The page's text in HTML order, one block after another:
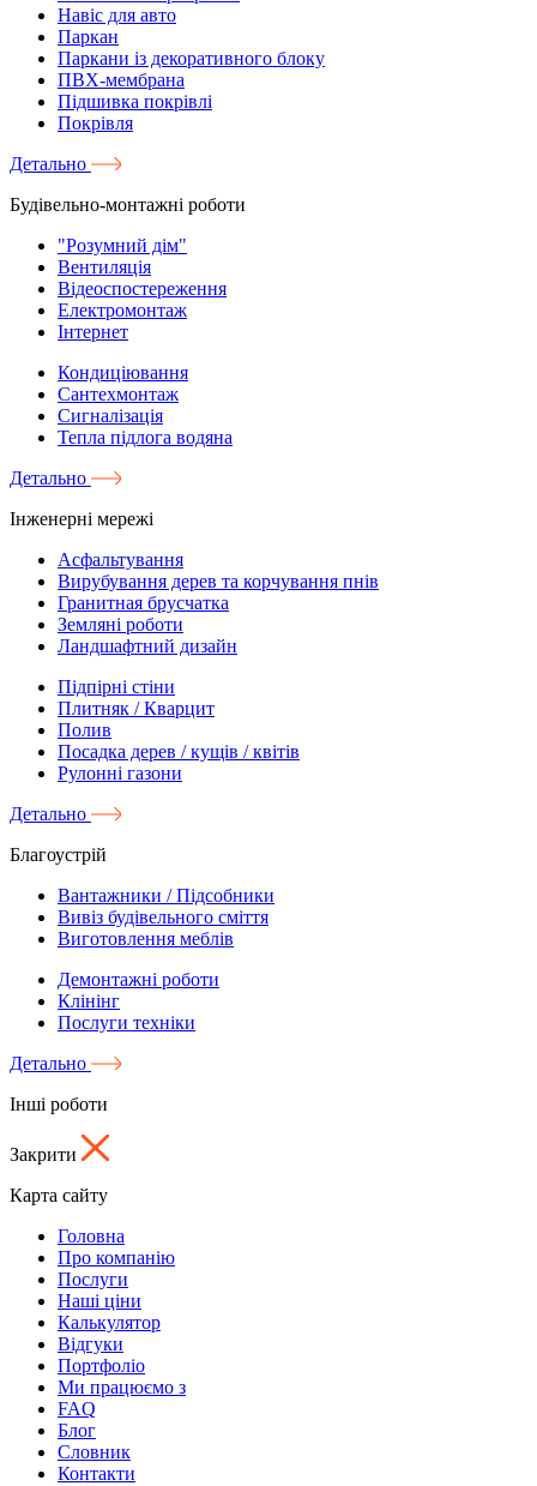
Навіс для авто
Паркан
Паркани із декоративного блоку
ПВХ-мембрана
Підшивка покрівлі
Покрівля
Детально
Будівельно-монтажні роботи
"Розумний дім"
Вентиляція
Відеоспостереження
Електромонтаж
Інтернет
Кондиціювання
Сантехмонтаж
Сигналізація
Тепла підлога водяна
Детально
Інженерні мережі
Асфальтування
Вирубування дерев та корчування пнів
Гранитная брусчатка
Земляні роботи
Ландшафтний дизайн
Підпірні стіни
Плитняк / Кварцит
Полив
Посадка дерев / кущів / квітів
Рулонні газони
Детально
Благоустрій
Вантажники / Підсобники
Вивіз будівельного сміття
Виготовлення меблів
Демонтажні роботи
Клінінг
Послуги техніки
Детально
Інші роботи
Закрити
Карта сайту
Головна
Про компанію
Послуги
Наші ціни
Калькулятор
Відгуки
Портфоліо
Ми працюємо з
FAQ
Блог
Словник
Контакти